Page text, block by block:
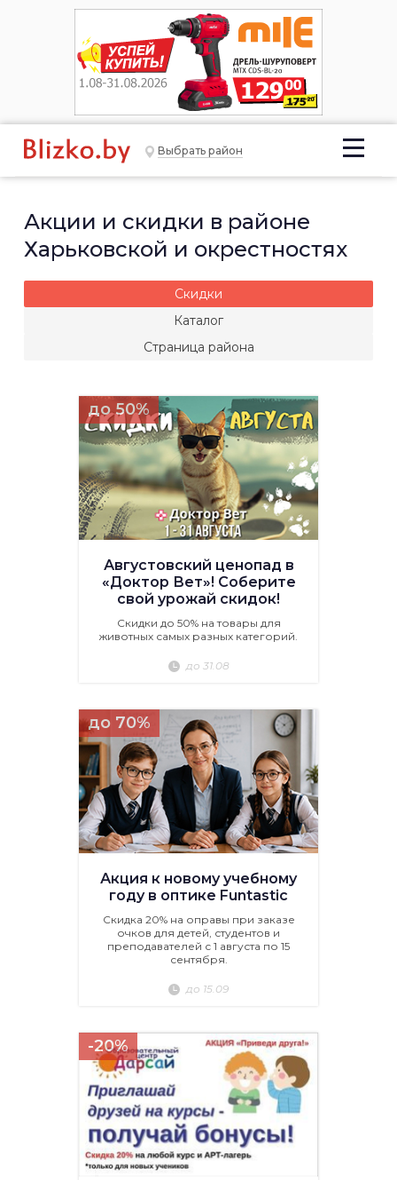
Выбрать район
Акции и скидки в районе
Харьковской и окрестностях
Скидки
Каталог
Страница района
до 50%
Августовский ценопад в
«Доктор Вет»! Соберите
свой урожай скидок!
Скидки до 50% на товары для
животных самых разных категорий.
до 31.08
до 70%
Акция к новому учебному
году в оптике Funtastic
Скидка 20% на оправы при заказе
очков для детей, студентов и
преподавателей с 1 августа по 15
сентября.
до 15.09
-20%